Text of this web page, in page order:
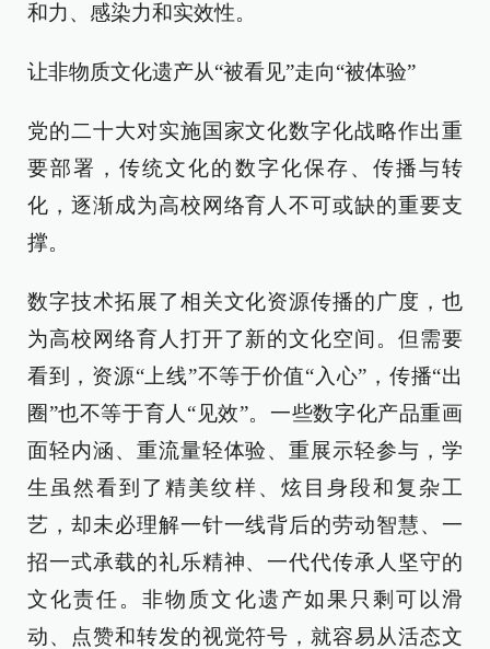
和力、感染力和实效性。
让非物质文化遗产从“被看见”走向“被体验”
党的二十大对实施国家文化数字化战略作出重
要部署，传统文化的数字化保存、传播与转
化，逐渐成为高校网络育人不可或缺的重要支
撑。
数字技术拓展了相关文化资源传播的广度，也
为高校网络育人打开了新的文化空间。但需要
看到，资源“上线”不等于价值“入心”，传播“出
圈”也不等于育人“见效”。一些数字化产品重画
面轻内涵、重流量轻体验、重展示轻参与，学
生虽然看到了精美纹样、炫目身段和复杂工
艺，却未必理解一针一线背后的劳动智慧、一
招一式承载的礼乐精神、一代代传承人坚守的
文化责任。非物质文化遗产如果只剩可以滑
动、点赞和转发的视觉符号，就容易从活态文